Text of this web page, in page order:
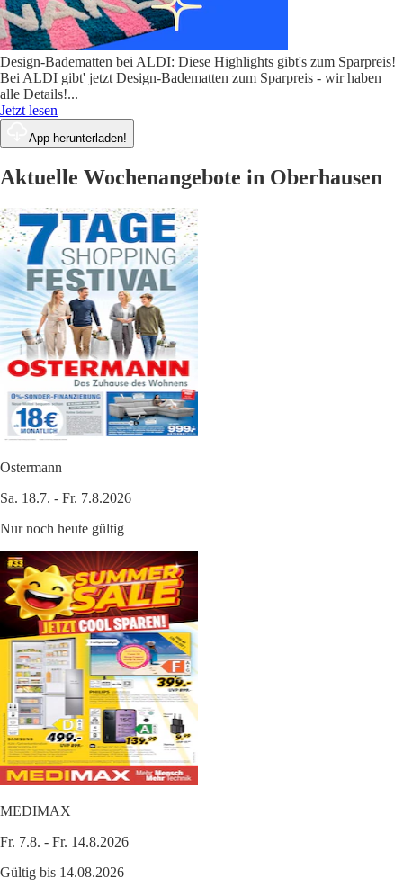
Design-Badematten bei ALDI: Diese Highlights gibt's zum Sparpreis!
Bei ALDI gibt' jetzt Design-Badematten zum Sparpreis - wir haben
alle Details!...
Jetzt lesen
App herunterladen!
Aktuelle Wochenangebote in Oberhausen
Ostermann
Sa. 18.7. - Fr. 7.8.2026
Nur noch heute gültig
MEDIMAX
Fr. 7.8. - Fr. 14.8.2026
Gültig bis 14.08.2026